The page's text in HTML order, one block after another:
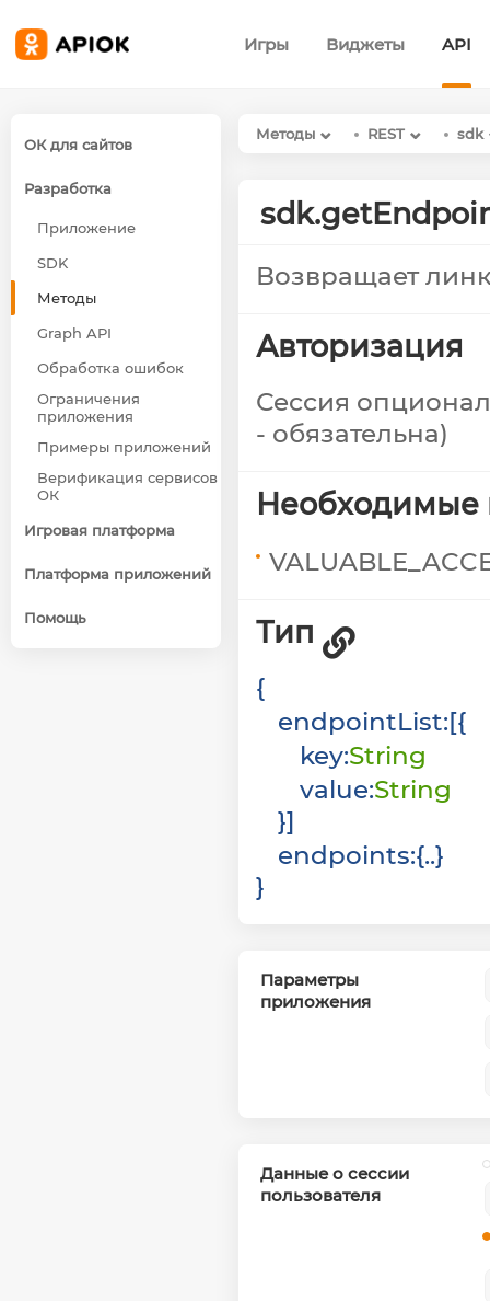
Игры Виджеты API
ОК для сайтов
Разработка
Приложение
SDK
Методы
Graph API
Обработка ошибок
Ограничения
приложения
Примеры приложений
Верификация сервисов
ОК
Игровая платформа
Платформа приложений
Помощь
Методы REST sdk
Возвращает
Авторизация
Сессия
- обязательна)
Необходимые
Тип
{
endpointList:[{
key:String
value:String
}]
endpoints:{ }
}
Параметры
приложения
Данные о сессии
пользователя